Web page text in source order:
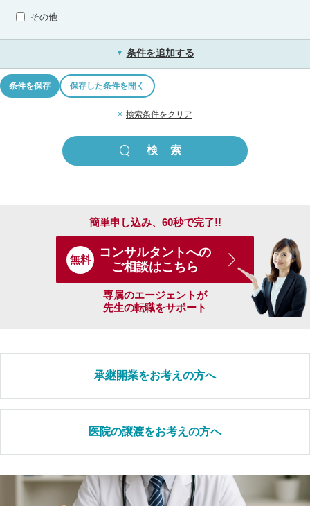
その他
▼ 条件を追加する
条件を保存 保存した条件を開く
× 検索条件をクリア
簡単申し込み、60秒で完了!!
無料
コンサルタントへの
ご相談はこちら
専属のエージェントが
先生の転職をサポート
承継開業をお考えの方へ
医院の譲渡をお考えの方へ